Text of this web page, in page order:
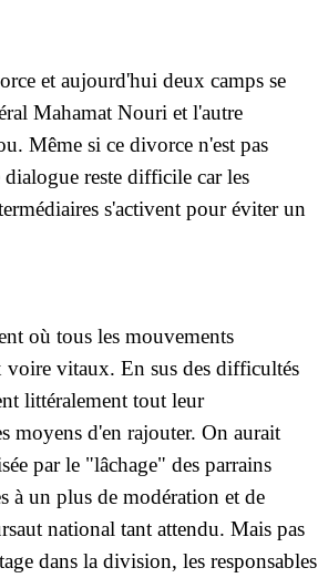
et aujourd'hui deux camps se
Mahamat Nouri et l'autre
Même si ce divorce n'est pas
reste difficile car les
s'activent pour éviter un
où tous les mouvements
voire vitaux. En sus des difficultés
littéralement tout leur
moyens d'en rajouter. On aurait
par le "lâchage" des parrains
à un plus de modération et de
national tant attendu. Mais pas
dans la division, les responsables